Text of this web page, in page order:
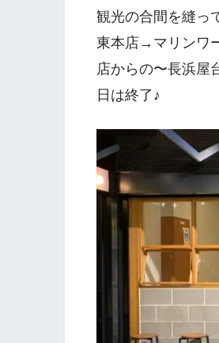
観光の合間を縫っ
東本店→マリンワ
店からの〜長浜屋
日は終了♪